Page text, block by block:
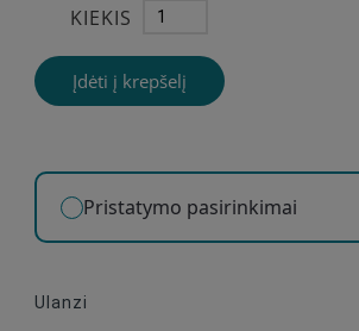
KIEKIS
Įdėti į krepšelį
Pristatymo pasirinkimai
Ulanzi